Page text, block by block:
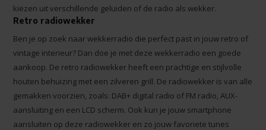
kiezen uit verschillende geluiden of de radio als wekker.
Retro radiowekker
Ben je op zoek naar wekkerradio die perfect past in jouw retro of
vintage interieur? Dan doe je met deze wekkerradio een goede
aankoop. De retro radiowekker heeft een prachtige en stijlvolle
houten behuizing met een zilveren grill. De radiowekker is van alle
gemakken voorzien, zoals: DAB+ digital radio of FM radio, AUX-
aansluiting en een LCD scherm. Ook kun je jouw smartphone
aansluiten op deze radiowekker en zo jouw favoriete tunes